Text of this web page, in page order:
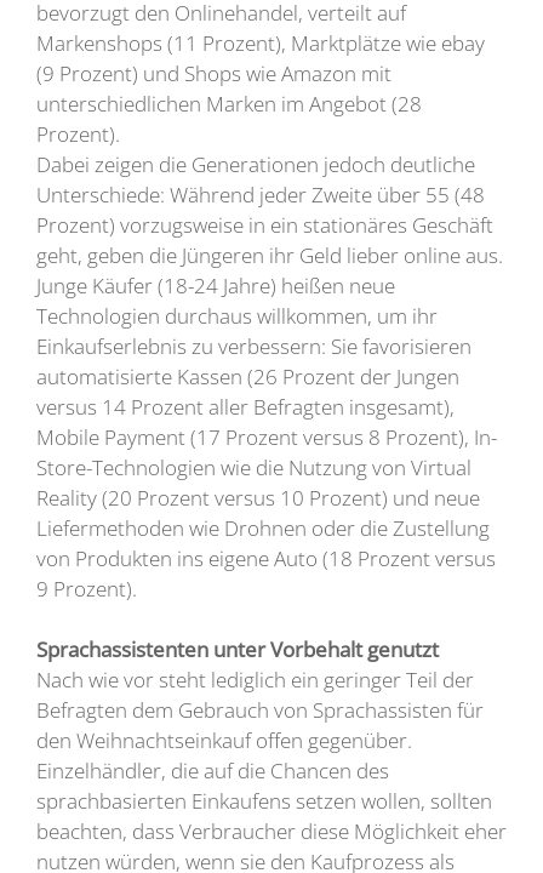
bevorzugt den Onlinehandel, verteilt auf
Markenshops (11 Prozent), Marktplätze wie ebay
(9 Prozent) und Shops wie Amazon mit
unterschiedlichen Marken im Angebot (28
Prozent).
Dabei zeigen die Generationen jedoch deutliche
Unterschiede: Während jeder Zweite über 55 (48
Prozent) vorzugsweise in ein stationäres Geschäft
geht, geben die Jüngeren ihr Geld lieber online aus.
Junge Käufer (18-24 Jahre) heißen neue
Technologien durchaus willkommen, um ihr
Einkaufserlebnis zu verbessern: Sie favorisieren
automatisierte Kassen (26 Prozent der Jungen
versus 14 Prozent aller Befragten insgesamt),
Mobile Payment (17 Prozent versus 8 Prozent), In-
Store-Technologien wie die Nutzung von Virtual
Reality (20 Prozent versus 10 Prozent) und neue
Liefermethoden wie Drohnen oder die Zustellung
von Produkten ins eigene Auto (18 Prozent versus
9 Prozent).
Sprachassistenten unter Vorbehalt genutzt
Nach wie vor steht lediglich ein geringer Teil der
Befragten dem Gebrauch von Sprachassisten für
den Weihnachtseinkauf offen gegenüber.
Einzelhändler, die auf die Chancen des
sprachbasierten Einkaufens setzen wollen, sollten
beachten, dass Verbraucher diese Möglichkeit eher
nutzen würden, wenn sie den Kaufprozess als